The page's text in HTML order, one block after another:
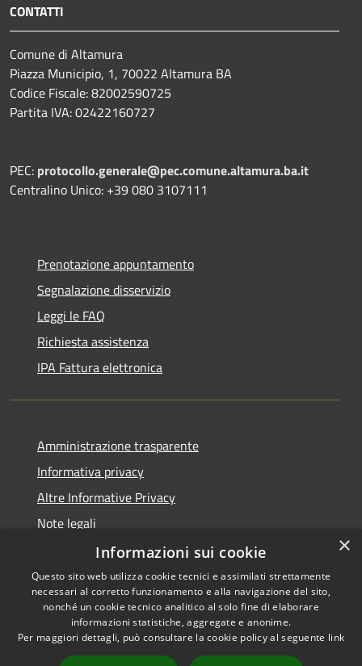
CONTATTI
Comune di Altamura
Piazza Municipio, 1, 70022 Altamura BA
Codice Fiscale: 82002590725
Partita IVA: 02422160727
PEC: protocollo.generale@pec.comune.altamura.ba.it
Centralino Unico: +39 080 3107111
Prenotazione appuntamento
Segnalazione disservizio
Leggi le FAQ
Richiesta assistenza
IPA Fattura elettronica
Amministrazione trasparente
Informativa privacy
Altre Informative Privacy
Note legali
Dichiarazione di accessibilità
RSS
Accessibilità
Copyright © 2026 • Comune di
×
Informazioni sui cookie
Questo sito web utilizza cookie tecnici e assimilati strettamente
necessari al corretto funzionamento e alla navigazione del sito,
nonché un cookie tecnico analitico al solo fine di elaborare
informazioni statistiche, aggregate e anonime.
Per maggiori dettagli, può consultare la cookie policy al seguente link